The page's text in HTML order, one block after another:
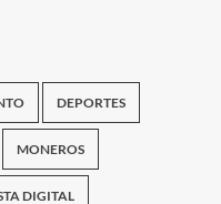
DEPORTES
MONEROS
DIGITAL